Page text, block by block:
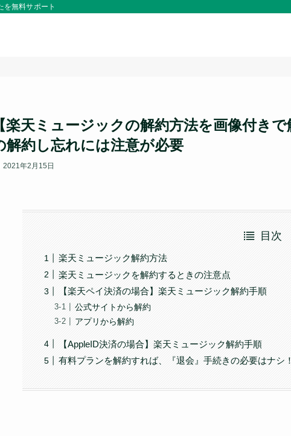
を無料サポート
【楽天ミュージックの解約方法を画像付き
解約し忘れには注意が必要
2021年2月15日
目次
楽天ミュージック解約方法
楽天ミュージックを解約するときの注意点
【楽天ペイ決済の場合】楽天ミュージック解約手順
公式サイトから解約
アプリから解約
【AppleID決済の場合】楽天ミュージック解約手順
有料プランを解約すれば、『退会』手続きの必要はナシ！